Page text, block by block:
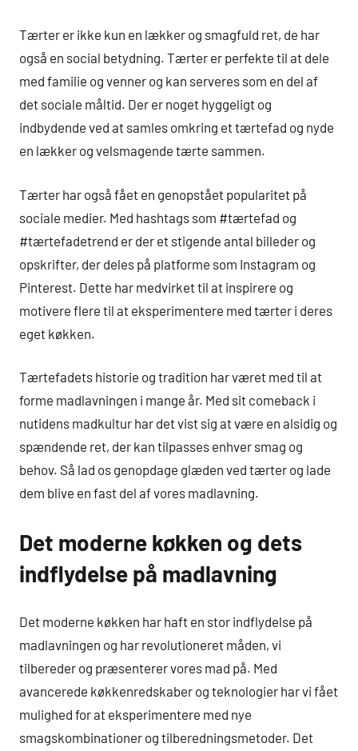
Tærter er ikke kun en lækker og smagfuld ret, de har
også en social betydning. Tærter er perfekte til at dele
med familie og venner og kan serveres som en del af
det sociale måltid. Der er noget hyggeligt og
indbydende ved at samles omkring et tærtefad og nyde
en lækker og velsmagende tærte sammen.
Tærter har også fået en genopstået popularitet på
sociale medier. Med hashtags som #tærtefad og
#tærtefadetrend er der et stigende antal billeder og
opskrifter, der deles på platforme som Instagram og
Pinterest. Dette har medvirket til at inspirere og
motivere flere til at eksperimentere med tærter i deres
eget køkken.
Tærtefadets historie og tradition har været med til at
forme madlavningen i mange år. Med sit comeback i
nutidens madkultur har det vist sig at være en alsidig og
spændende ret, der kan tilpasses enhver smag og
behov. Så lad os genopdage glæden ved tærter og lade
dem blive en fast del af vores madlavning.
Det moderne køkken og dets
indflydelse på madlavning
Det moderne køkken har haft en stor indflydelse på
madlavningen og har revolutioneret måden, vi
tilbereder og præsenterer vores mad på. Med
avancerede køkkenredskaber og teknologier har vi fået
mulighed for at eksperimentere med nye
smagskombinationer og tilberedningsmetoder. Det